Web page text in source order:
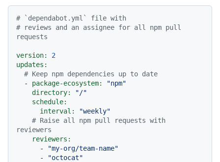
# `dependabot.yml` file with
# reviews and an assignee for all npm pull
requests
version:
2
updates:
# Keep npm dependencies up to date
-
package-ecosystem:
"npm"
directory:
"/"
schedule:
interval:
"weekly"
# Raise all npm pull requests with
reviewers
reviewers:
-
"my-org/team-name"
-
"octocat"